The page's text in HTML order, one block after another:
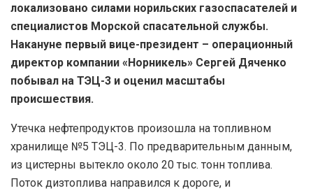
локализовано силами норильских газоспасателей и
специалистов Морской спасательной службы.
Накануне первый вице-президент – операционный
директор компании «Норникель» Сергей Дяченко
побывал на ТЭЦ-3 и оценил масштабы
происшествия.
Утечка нефтепродуктов произошла на топливном
хранилище №5 ТЭЦ-3. По предварительным данным,
из цистерны вытекло около 20 тыс. тонн топлива.
Поток дизтоплива направился к дороге, и